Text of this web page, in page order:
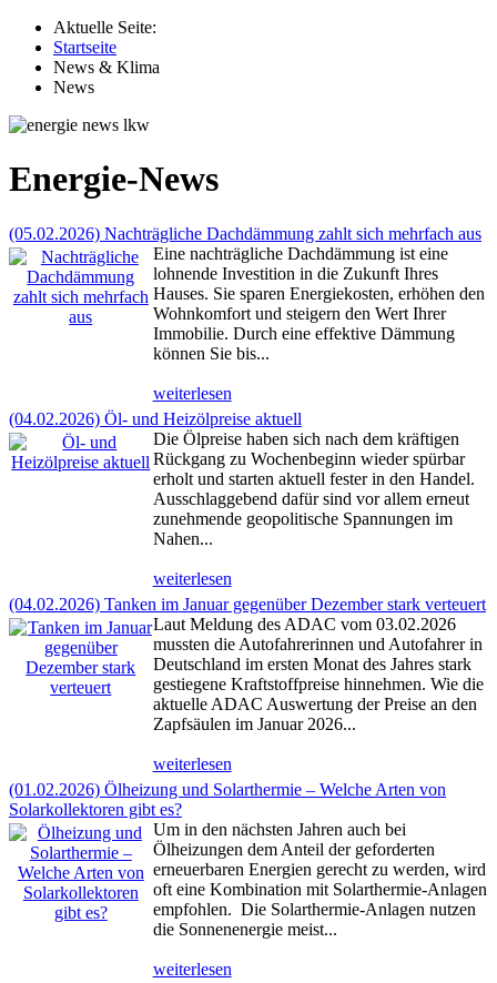
Aktuelle Seite:
Startseite
News & Klima
News
Energie-News
(05.02.2026) Nachträgliche Dachdämmung zahlt sich mehrfach aus
Eine nachträgliche Dachdämmung ist eine
lohnende Investition in die Zukunft Ihres
Hauses. Sie sparen Energiekosten, erhöhen den
Wohnkomfort und steigern den Wert Ihrer
Immobilie. Durch eine effektive Dämmung
können Sie bis...
weiterlesen
(04.02.2026) Öl- und Heizölpreise aktuell
Die Ölpreise haben sich nach dem kräftigen
Rückgang zu Wochenbeginn wieder spürbar
erholt und starten aktuell fester in den Handel.
Ausschlaggebend dafür sind vor allem erneut
zunehmende geopolitische Spannungen im
Nahen...
weiterlesen
(04.02.2026) Tanken im Januar gegenüber Dezember stark verteuert
Laut Meldung des ADAC vom 03.02.2026
mussten die Autofahrerinnen und Autofahrer in
Deutschland im ersten Monat des Jahres stark
gestiegene Kraftstoffpreise hinnehmen. Wie die
aktuelle ADAC Auswertung der Preise an den
Zapfsäulen im Januar 2026...
weiterlesen
(01.02.2026) Ölheizung und Solarthermie – Welche Arten von
Solarkollektoren gibt es?
Um in den nächsten Jahren auch bei
Ölheizungen dem Anteil der geforderten
erneuerbaren Energien gerecht zu werden, wird
oft eine Kombination mit Solarthermie-Anlagen
empfohlen. Die Solarthermie-Anlagen nutzen
die Sonnenenergie meist...
weiterlesen